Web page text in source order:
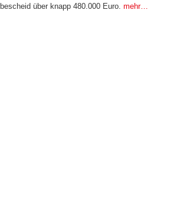
über knapp 480.000 Euro. mehr…